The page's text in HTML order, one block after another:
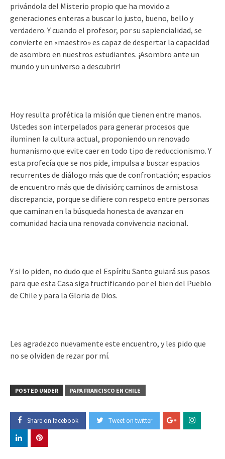
privándola del Misterio propio que ha movido a
generaciones enteras a buscar lo justo, bueno, bello y
verdadero. Y cuando el profesor, por su sapiencialidad, se
convierte en «maestro» es capaz de despertar la capacidad
de asombro en nuestros estudiantes. ¡Asombro ante un
mundo y un universo a descubrir!
Hoy resulta profética la misión que tienen entre manos.
Ustedes son interpelados para generar procesos que
iluminen la cultura actual, proponiendo un renovado
humanismo que evite caer en todo tipo de reduccionismo. Y
esta profecía que se nos pide, impulsa a buscar espacios
recurrentes de diálogo más que de confrontación; espacios
de encuentro más que de división; caminos de amistosa
discrepancia, porque se difiere con respeto entre personas
que caminan en la búsqueda honesta de avanzar en
comunidad hacia una renovada convivencia nacional.
Y si lo piden, no dudo que el Espíritu Santo guiará sus pasos
para que esta Casa siga fructificando por el bien del Pueblo
de Chile y para la Gloria de Dios.
Les agradezco nuevamente este encuentro, y les pido que
no se olviden de rezar por mí.
POSTED UNDER PAPA FRANCISCO EN CHILE
Share on facebook Tweet on twitter